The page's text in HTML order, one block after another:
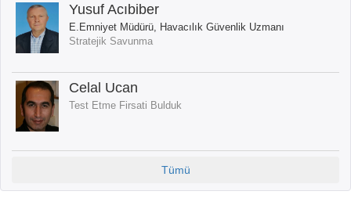
Yusuf Acıbiber
E.Emniyet Müdürü, Havacılık Güvenlik Uzmanı
Stratejik Savunma
Celal Ucan
Test Etme Firsati Bulduk
Tümü